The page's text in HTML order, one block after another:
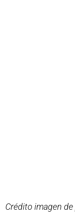
Crédito imagen